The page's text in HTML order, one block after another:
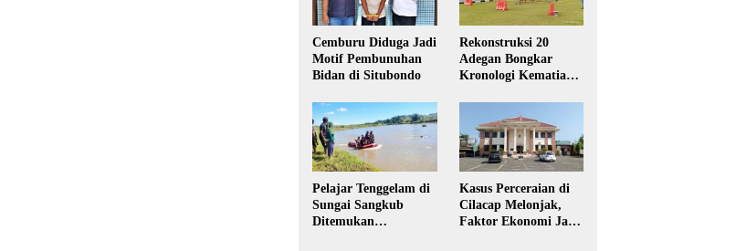
Cemburu Diduga Jadi
Motif Pembunuhan
Bidan di Situbondo
Rekonstruksi 20
Adegan Bongkar
Kronologi Kematian
Pelajar Tenggelam di
Sungai Sangkub
Ditemukan
Kasus Perceraian di
Cilacap Melonjak,
Faktor Ekonomi Jadi